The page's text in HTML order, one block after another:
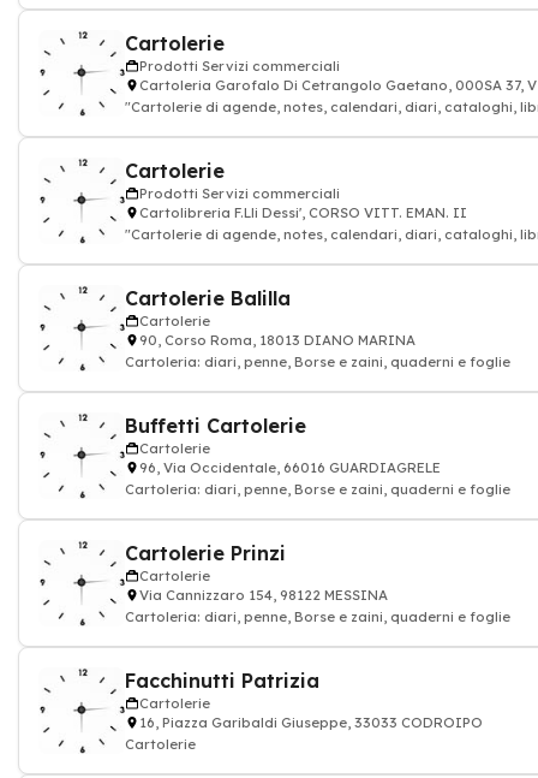
Cartolerie
Prodotti Servizi commerciali
Cartoleria Garofalo Di Cetrangolo Gaetano, 000SA 37,
"Cartolerie di agende, notes, calendari, diari, cataloghi,
Cartolerie
Prodotti Servizi commerciali
Cartolibreria F.Lli Dessi', CORSO VITT. EMAN. II
"Cartolerie di agende, notes, calendari, diari, cataloghi,
Cartolerie Balilla
Cartolerie
90, Corso Roma, 18013 DIANO MARINA
Cartoleria: diari, penne, Borse e zaini, quaderni e foglie
Buffetti Cartolerie
Cartolerie
96, Via Occidentale, 66016 GUARDIAGRELE
Cartoleria: diari, penne, Borse e zaini, quaderni e foglie
Cartolerie Prinzi
Cartolerie
Via Cannizzaro 154, 98122 MESSINA
Cartoleria: diari, penne, Borse e zaini, quaderni e foglie
Facchinutti Patrizia
Cartolerie
16, Piazza Garibaldi Giuseppe, 33033 CODROIPO
Cartolerie